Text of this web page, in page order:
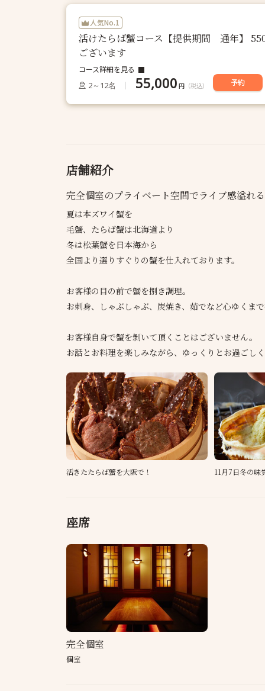
人気No.1
活けたらば蟹コース【提供期間 通年】
ございます
コース詳細を見る
2～12名 55,000 円 （税込） 予約
店舗紹介
完全個室のプライベート空間でライブ感溢れ
夏は本ズワイ蟹を
毛蟹、たらば蟹は北海道より
冬は松葉蟹を日本海から
全国より選りすぐりの蟹を仕入れております。
お客様の目の前で蟹を捌き調理。
お刺身、しゃぶしゃぶ、炭焼き、茹でなど心ゆくま
お客様自身で蟹を剝いて頂くことはございません。
お話とお料理を楽しみながら、ゆっくりとお過ごし
活きたたらば蟹を大阪で！ 11月7日冬の味
座席
完全個室
個室